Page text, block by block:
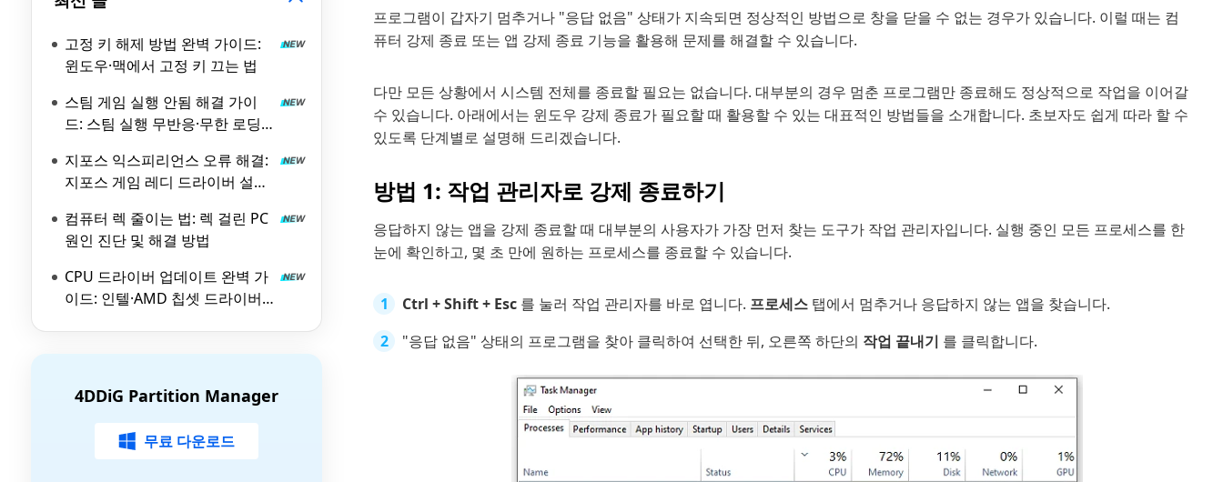
고정 키 해제 방법 완벽 가이드:
윈도우·맥에서 고정 키 끄는 법
스팀 게임 실행 안됨 해결 가이
드: 스팀 실행 무반응·무한 로딩
지포스 익스피리언스 오류 해결:
지포스 게임 레디 드라이버 설치
컴퓨터 렉 줄이는 법: 렉 걸린 PC
원인 진단 및 해결 방법
CPU 드라이버 업데이트 완벽 가
이드: 인텔·AMD 칩셋 드라이버
4DDiG Partition Manager
무료 다운로드
프로그램이 갑자기 멈추거나 "응답 없음" 상태가 지속되면 정상적인 방법으로 창을 닫을 수 없는 경우가 있습니다. 이럴 때는 컴
퓨터 강제 종료 또는 앱 강제 종료 기능을 활용해 문제를 해결할 수 있습니다.
다만 모든 상황에서 시스템 전체를 종료할 필요는 없습니다. 대부분의 경우 멈춘 프로그램만 종료해도 정상적으로 작업을 이어갈
수 있습니다. 아래에서는 윈도우 강제 종료가 필요할 때 활용할 수 있는 대표적인 방법들을 소개합니다. 초보자도 쉽게 따라 할 수
있도록 단계별로 설명해 드리겠습니다.
방법 1: 작업 관리자로 강제 종료하기
응답하지 않는 앱을 강제 종료할 때 대부분의 사용자가 가장 먼저 찾는 도구가 작업 관리자입니다. 실행 중인 모든 프로세스를 한
눈에 확인하고, 몇 초 만에 원하는 프로세스를 종료할 수 있습니다.
Ctrl + Shift + Esc 를 눌러 작업 관리자를 바로 엽니다. 프로세스 탭에서 멈추거나 응답하지 않는 앱을 찾습니다.
"응답 없음" 상태의 프로그램을 찾아 클릭하여 선택한 뒤, 오른쪽 하단의 작업 끝내기 를 클릭합니다.